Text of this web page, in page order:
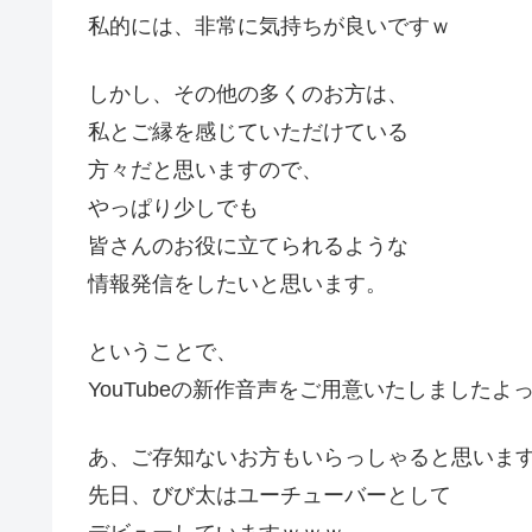
私的には、非常に気持ちが良いですｗ
しかし、その他の多くのお方は、
私とご縁を感じていただけている
方々だと思いますので、
やっぱり少しでも
皆さんのお役に立てられるような
情報発信をしたいと思います。
ということで、
YouTubeの新作音声をご用意いたしましたよ
あ、ご存知ないお方もいらっしゃると思いま
先日、びび太はユーチューバーとして